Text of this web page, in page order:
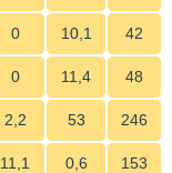
0 10,1 42
0 11,4 48
2,2 53 246
11,1 0,6 153